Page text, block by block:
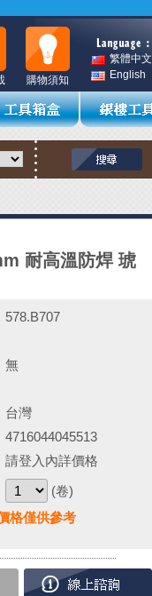
繁體中文
English
購物須知
耐高溫防焊 琥
578.B707
無
台灣
4716044045513
請登入內詳價格
(卷)
格僅供參考